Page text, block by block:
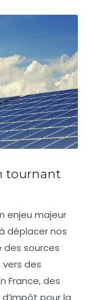
tournant
enjeu majeur
déplacer nos
des sources
vers des
France, des
pour la